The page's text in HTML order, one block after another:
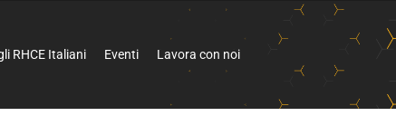
RHCE Italiani Eventi Lavora con noi